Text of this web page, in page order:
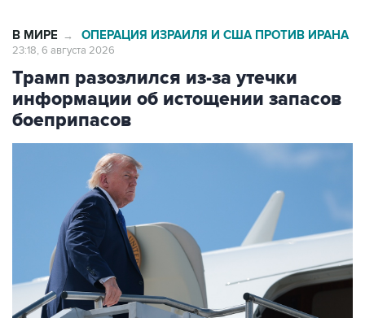
Трамп разозлился из-за утечки
информации об истощении запасов
боеприпасов
Фото: Anna Moneymaker/Getty Images